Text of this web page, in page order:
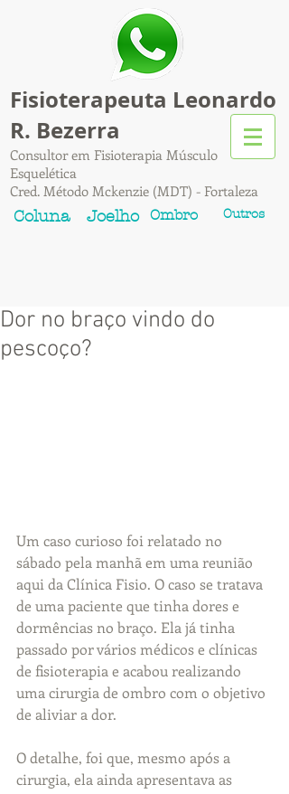
Fisioterapeuta Leonardo
R. Bezerra
Consultor em Fisioterapia Músculo
Esquelética
Cred. Método Mckenzie (MDT) - Fortaleza
Coluna Joelho Ombro Outros
Dor no braço vindo do
pescoço?
Um caso curioso foi relatado no
sábado pela manhã em uma reunião
aqui da Clínica Fisio. O caso se tratava
de uma paciente que tinha dores e
dormências no braço. Ela já tinha
passado por vários médicos e clínicas
de fisioterapia e acabou realizando
uma cirurgia de ombro com o objetivo
de aliviar a dor.
O detalhe, foi que, mesmo após a
cirurgia, ela ainda apresentava as